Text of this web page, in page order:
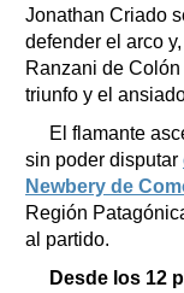
Jonathan Criado
defender el arco
Ranzani de
triunfo y el
El flamante
sin poder disputar
Newbery de
Región
al partido.
Desde los 12